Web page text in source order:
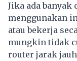
Jika ada banyak
menggunakan
atau bekerja
mungkin tidak
router jarak